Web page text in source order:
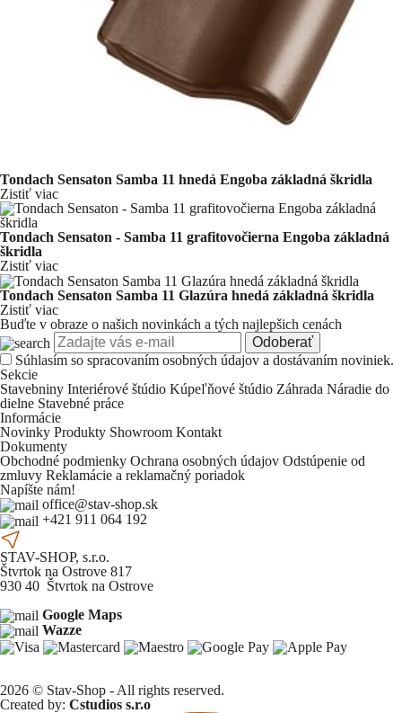
Tondach Sensaton Samba 11 hnedá Engoba základná škridla
Zistiť viac
Tondach Sensaton - Samba 11 grafitovočierna Engoba základná
škridla
Zistiť viac
Tondach Sensaton Samba 11 Glazúra hnedá základná škridla
Zistiť viac
Buďte v obraze o našich novinkách a tých najlepšich cenách
Odoberať
Súhlasím so spracovaním osobných údajov a dostávaním noviniek.
Sekcie
Stavebniny Interiérové štúdio Kúpeľňové štúdio Záhrada Náradie do
dielne Stavebné práce
Informácie
Novinky Produkty Showroom Kontakt
Dokumenty
Obchodné podmienky Ochrana osobných údajov Odstúpenie od
zmluvy Reklamácie a reklamačný poriadok
Napíšte nám!
office@stav-shop.sk
+421 911 064 192
STAV-SHOP, s.r.o.
Štvrtok na Ostrove 817
930 40 Štvrtok na Ostrove
Google Maps
Wazze
2026 © Stav-Shop - All rights reserved.
Created by: Cstudios s.r.o